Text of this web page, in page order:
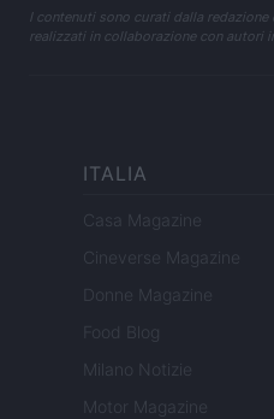
I contenuti sono curati dalla
realizzati in collaborazione con autori
ITALIA
Casa Magazine
Cineverse Magazine
Donne Magazine
Food Blog
Milano Notizie
Motor Magazine